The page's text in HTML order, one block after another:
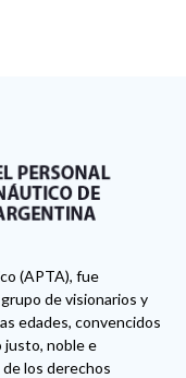
(APTA), fue
de visionarios y
edades, convencidos
justo, noble e
los derechos